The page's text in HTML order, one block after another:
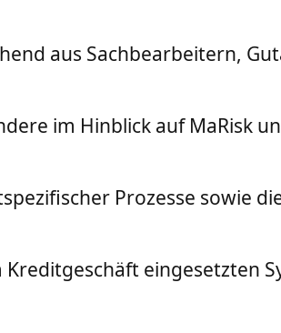
aus Sachbearbeitern,
im Hinblick auf MaRisk
Prozesse sowie
eingesetzten